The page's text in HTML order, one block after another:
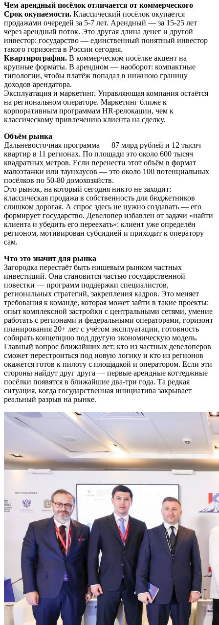
Чем арендный посёлок отличается от коммерческого
Срок окупаемости. Классический посёлок окупается
продажами очередей за 5-7 лет. Арендный — за 15-25 лет
через арендный поток. Это другая длина денег и другой
инвестор: государство — единственный понятный инвестор
такого горизонта в России сегодня.
Квартирография. В коммерческом посёлке акцент на
крупные форматы. В арендном — наоборот: компактные
типологии, чтобы платёж попадал в нижнюю границу
доходов арендатора.
Эксплуатация и маркетинг. Управляющая компания остаётся
на региональном операторе. Маркетинг ближе к
корпоративным программам HR-релокации, чем к
классическому привлечению клиента на сделку.
Объём рынка
Дальневосточная программа — 87 млрд рублей и 12 тысяч
квартир в 11 регионах. По площади это около 600 тысяч
квадратных метров. Если перенести этот объём в формат
малоэтажки или таунхаусов — это около 100 потенциальных
посёлков по 50-80 домохозяйств.
Это рынок, на который сегодня никто не заходит:
классическая продажа в собственность для бюджетников
слишком дорогая. А спрос здесь не нужно создавать — его
формирует государство. Девелопер избавлен от задачи «найти
клиента и убедить его переехать»: клиент уже определён
регионом, мотивирован субсидией и приходит к оператору
сам.
Что это значит для рынка
Загородка перестаёт быть нишевым рынком частных
инвестиций. Она становится частью государственной
повестки — программ поддержки специалистов,
региональных стратегий, закрепления кадров. Это меняет
требования к команде, которая может зайти в такие проекты:
опыт комплексной застройки с центральными сетями, умение
работать с регионами и федеральными операторами, горизонт
планирования 20+ лет с учётом эксплуатации, готовность
собирать концепцию под другую экономическую модель.
Главный вопрос ближайших лет: кто из частных девелоперов
сможет перестроиться под новую логику и кто из регионов
окажется готов к пилоту с площадкой и оператором. Если эти
стороны найдут друг друга — первые арендные коттеджные
посёлки появятся в ближайшие два-три года. Та редкая
ситуация, когда государственная инициатива закрывает
реальный разрыв на рынке.